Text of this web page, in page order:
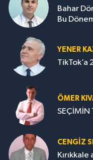
Bahar
Bu
YENER
TikTok’a
ÖMER
SEÇİMİN
CENGİZ
Kırıkkale